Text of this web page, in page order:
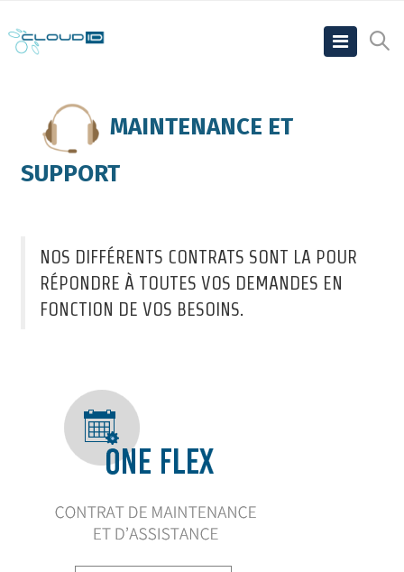
MAINTENANCE ET
SUPPORT
NOS DIFFÉRENTS CONTRATS SONT LA POUR
RÉPONDRE À TOUTES VOS DEMANDES EN
FONCTION DE VOS BESOINS.